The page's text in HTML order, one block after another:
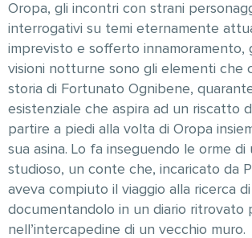
Oropa, gli incontri con strani
interrogativi su temi eternamente
imprevisto e sofferto innamoramento,
visioni notturne sono gli elementi che
storia di Fortunato Ognibene,
esistenziale che aspira ad un riscatto
partire a piedi alla volta di Oropa
sua asina. Lo fa inseguendo le orme
studioso, un conte che, incaricato da
aveva compiuto il viaggio alla ricerca
documentandolo in un diario ritrovato
nell’intercapedine di un vecchio muro.